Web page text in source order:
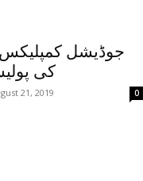
جوڈیشل کمپلیکس
کی
21, 2019 0